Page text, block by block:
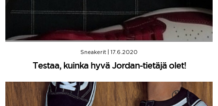
Sneakerit 17.6.2020
Testaa, kuinka hyvä Jordan-tietäjä olet!